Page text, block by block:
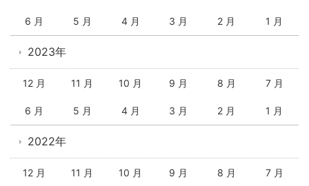
6 月 5 月 4 月 3 月 2 月 1 月
2023年
12 月 11 月 10 月 9 月 8 月 7 月
6 月 5 月 4 月 3 月 2 月 1 月
2022年
12 月 11 月 10 月 9 月 8 月 7 月